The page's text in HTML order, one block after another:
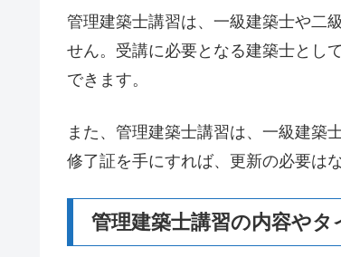
管理建築士講習は、一級建築士や二
せん。受講に必要となる建築士とし
できます。
また、管理建築士講習は、一級建築
修了証を手にすれば、更新の必要は
管理建築士講習の内容や